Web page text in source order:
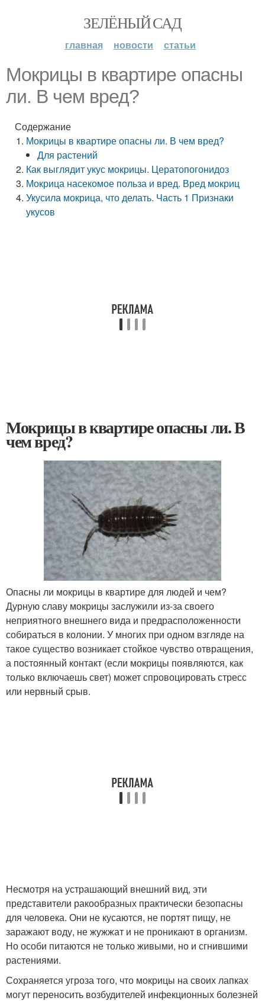
ЗЕЛЁНЫЙ САД
главная новости статьи
Мокрицы в квартире опасны
ли. В чем вред?
Содержание
Мокрицы в квартире опасны ли. В чем вред?
Для растений
Как выглядит укус мокрицы. Цератопогонидоз
Мокрица насекомое польза и вред. Вред мокриц
Укусила мокрица, что делать. Часть 1 Признаки
укусов
Мокрицы в квартире опасны ли. В
чем вред?
Опасны ли мокрицы в квартире для людей и чем?
Дурную славу мокрицы заслужили из-за своего
неприятного внешнего вида и предрасположенности
собираться в колонии. У многих при одном взгляде на
такое существо возникает стойкое чувство отвращения,
а постоянный контакт (если мокрицы появляются, как
только включаешь свет) может спровоцировать стресс
или нервный срыв.
Несмотря на устрашающий внешний вид, эти
представители ракообразных практически безопасны
для человека. Они не кусаются, не портят пищу, не
заражают воду, не жужжат и не проникают в организм.
Но особи питаются не только живыми, но и сгнившими
растениями.
Сохраняется угроза того, что мокрицы на своих лапках
могут переносить возбудителей инфекционных болезней